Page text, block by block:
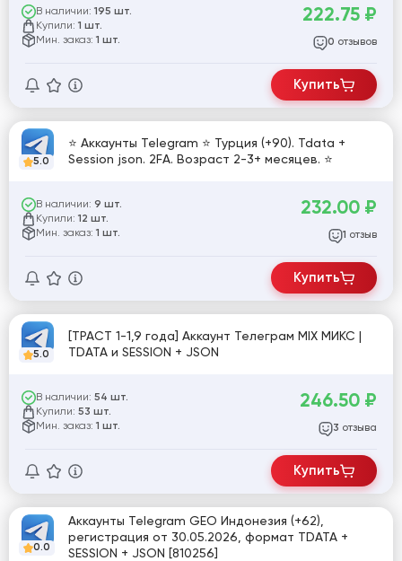
В наличии: 195 шт.
Купили: 1 шт.
Мин. заказ: 1 шт.
222.75 ₽
0 отзывов
Купить
5.0
⭐ Аккаунты Telegram ⭐ Турция (+90). Tdata +
Session json. 2FA. Возраст 2-3+ месяцев. ⭐
В наличии: 9 шт.
Купили: 12 шт.
Мин. заказ: 1 шт.
232.00 ₽
1 отзыв
Купить
5.0
[ТРАСТ 1-1,9 года] Аккаунт Телеграм MIX МИКС |
TDATA и SESSION + JSON
В наличии: 54 шт.
Купили: 53 шт.
Мин. заказ: 1 шт.
246.50 ₽
3 отзыва
Купить
0.0
Аккаунты Telegram GEO Индонезия (+62),
регистрация от 30.05.2026, формат TDATA +
SESSION + JSON [810256]